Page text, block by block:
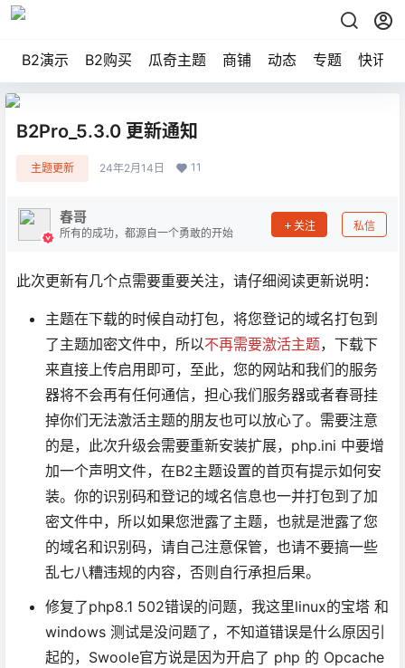
B2演示 B2购买 瓜奇主题 商铺 动态 专题 快讯
B2Pro_5.3.0 更新通知
主题更新 24年2月14日 11
春哥
所有的成功，都源自一个勇敢的开始
关注 私信
此次更新有几个点需要重要关注，请仔细阅读更新说明：
主题在下载的时候自动打包，将您登记的域名打包到
了主题加密文件中，所以不再需要激活主题，下载下
来直接上传启用即可，至此，您的网站和我们的服务
器将不会再有任何通信，担心我们服务器或者春哥挂
掉你们无法激活主题的朋友也可以放心了。需要注意
的是，此次升级会需要重新安装扩展，php.ini 中要增
加一个声明文件，在B2主题设置的首页有提示如何安
装。你的识别码和登记的域名信息也一并打包到了加
密文件中，所以如果您泄露了主题，也就是泄露了您
的域名和识别码，请自己注意保管，也请不要搞一些
乱七八糟违规的内容，否则自行承担后果。
修复了php8.1 502错误的问题，我这里linux的宝塔 和
windows 测试是没问题了，不知道错误是什么原因引
起的，Swoole官方说是因为开启了 php 的 Opcache